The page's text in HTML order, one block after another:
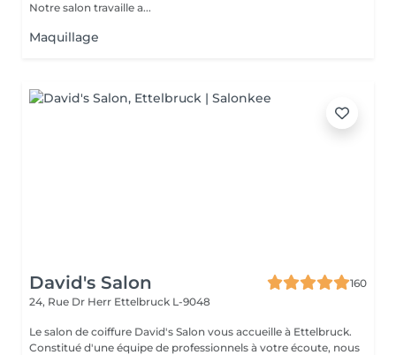
Notre salon travaille a...
Maquillage
David's Salon
160
24, Rue Dr Herr Ettelbruck L-9048
Le salon de coiffure David's Salon vous accueille à Ettelbruck.
Constitué d'une équipe de professionnels à votre écoute, nous